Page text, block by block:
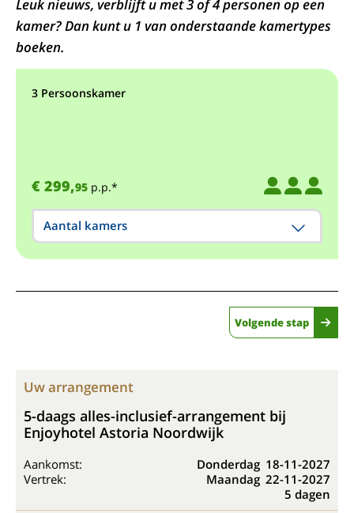
Leuk nieuws, verblijft u met 3 of 4 personen op een
kamer? Dan kunt u 1 van onderstaande kamertypes
boeken.
3 Persoonskamer
€ 299,95 p.p.*
Aantal kamers
Volgende stap
Uw arrangement
5-daags alles-inclusief-arrangement bij
Enjoyhotel Astoria Noordwijk
Aankomst: Donderdag 18-11-2027
Vertrek:
Maandag 22-11-2027
5 dagen